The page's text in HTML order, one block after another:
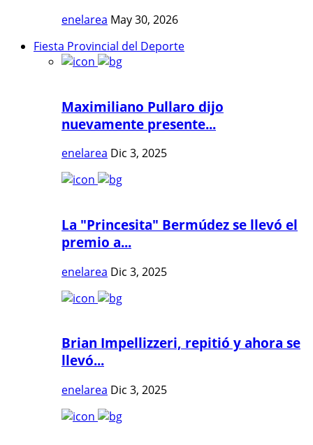
enelarea May 30, 2026
Fiesta Provincial del Deporte
Maximiliano Pullaro dijo
nuevamente presente...
enelarea Dic 3, 2025
La "Princesita" Bermúdez se llevó el
premio a...
enelarea Dic 3, 2025
Brian Impellizzeri, repitió y ahora se
llevó...
enelarea Dic 3, 2025